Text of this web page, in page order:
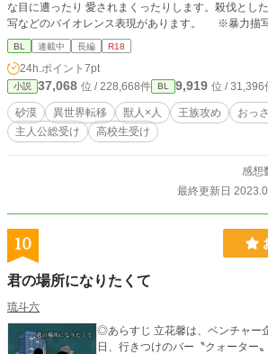
な目に遭ったり 愛されまくったりします。殺伐と
写などのバイオレンス表現があります。 ※暴力描
入）描写が有ります。 ※拙作【異世界日帰り漫遊記
とは異なるカップリング（性描写あり）が主題になっ
い。 （末尾に【※】表記があるものは性描写アリ
BL 連載中 長編 R18
24h.ポイント 7pt
小説 37,068 位 / 228,668件 BL 9,919 位 / 31,396
砂漠 異世界転移 獣人×人 王族攻め おっ
主人公総受け
高校生受け
感想
最終更新日
10
君の場所になりたくて
琉斗六
◎あらすじ 立花馨は、ベンチャー企業の社長である。 ある
日、行きつけのバー〝クォーター